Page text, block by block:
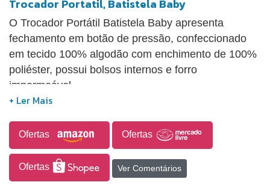
Trocador Portatil, Batistela Baby
O Trocador Portátil Batistela Baby apresenta
fechamento em botão de pressão, confeccionado
em tecido 100% algodão com enchimento de 100%
poliéster, possui bolsos internos e forro
impermeável.
Ofertas Ofertas
Ofertas Ver Comentários